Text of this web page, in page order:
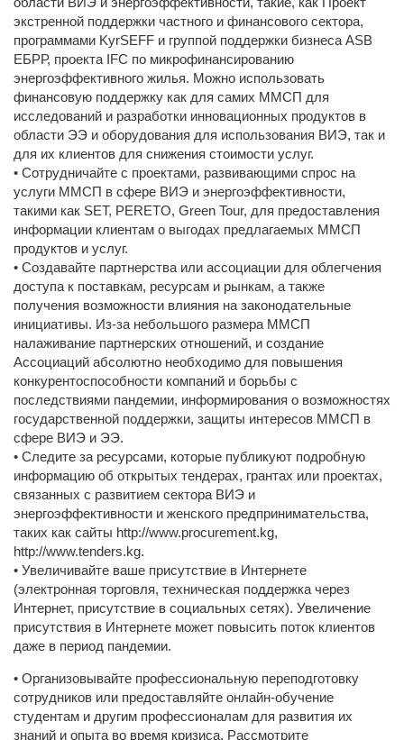
экстренной поддержки частного и финансового сектора,
программами KyrSEFF и группой поддержки бизнеса ASB
ЕБРР, проекта IFC по микрофинансированию
энергоэффективного жилья. Можно использовать
финансовую поддержку как для самих ММСП для
исследований и разработки инновационных продуктов в
области ЭЭ и оборудования для использования ВИЭ, так и
для их клиентов для снижения стоимости услуг.
• Сотрудничайте с проектами, развивающими спрос на
услуги ММСП в сфере ВИЭ и энергоэффективности,
такими как SET, PERETO, Green Tour, для предоставления
информации клиентам о выгодах предлагаемых ММСП
продуктов и услуг.
• Создавайте партнерства или ассоциации для облегчения
доступа к поставкам, ресурсам и рынкам, а также
получения возможности влияния на законодательные
инициативы. Из-за небольшого размера ММСП
налаживание партнерских отношений, и создание
Ассоциаций абсолютно необходимо для повышения
конкурентоспособности компаний и борьбы с
последствиями пандемии, информирования о возможностях
государственной поддержки, защиты интересов ММСП в
сфере ВИЭ и ЭЭ.
• Следите за ресурсами, которые публикуют подробную
информацию об открытых тендерах, грантах или проектах,
связанных с развитием сектора ВИЭ и
энергоэффективности и женского предпринимательства,
таких как сайты http://www.procurement.kg,
http://www.tenders.kg.
• Увеличивайте ваше присутствие в Интернете
(электронная торговля, техническая поддержка через
Интернет, присутствие в социальных сетях). Увеличение
присутствия в Интернете может повысить поток клиентов
даже в период пандемии.
• Организовывайте профессиональную переподготовку
сотрудников или предоставляйте онлайн-обучение
студентам и другим профессионалам для развития их
знаний и опыта во время кризиса. Рассмотрите